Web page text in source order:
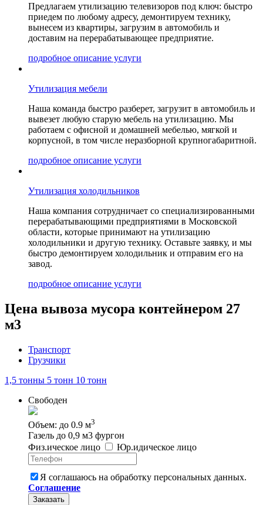
Предлагаем утилизацию телевизоров под ключ: быстро
приедем по любому адресу, демонтируем технику,
вынесем из квартиры, загрузим в автомобиль и
доставим на перерабатывающее предприятие.
подробное описание услуги
Утилизация мебели
Наша команда быстро разберет, загрузит в автомобиль и
вывезет любую старую мебель на утилизацию. Мы
работаем с офисной и домашней мебелью, мягкой и
корпусной, в том числе неразборной крупногабаритной.
подробное описание услуги
Утилизация холодильников
Наша компания сотрудничает со специализированными
перерабатывающими предприятиями в Московской
области, которые принимают на утилизацию
холодильники и другую технику. Оставьте заявку, и мы
быстро демонтируем холодильник и отправим его на
завод.
подробное описание услуги
Цена вывоза мусора контейнером 27
м3
Транспорт
Грузчики
1,5 тонны 5 тонн 10 тонн
Свободен
Объем: до 0.9 м3
Газель до 0,9 м3 фургон
Физ.ическое лицо Юр.идическое лицо
Я соглашаюсь на обработку персональных данных.
Соглашение
Заказать